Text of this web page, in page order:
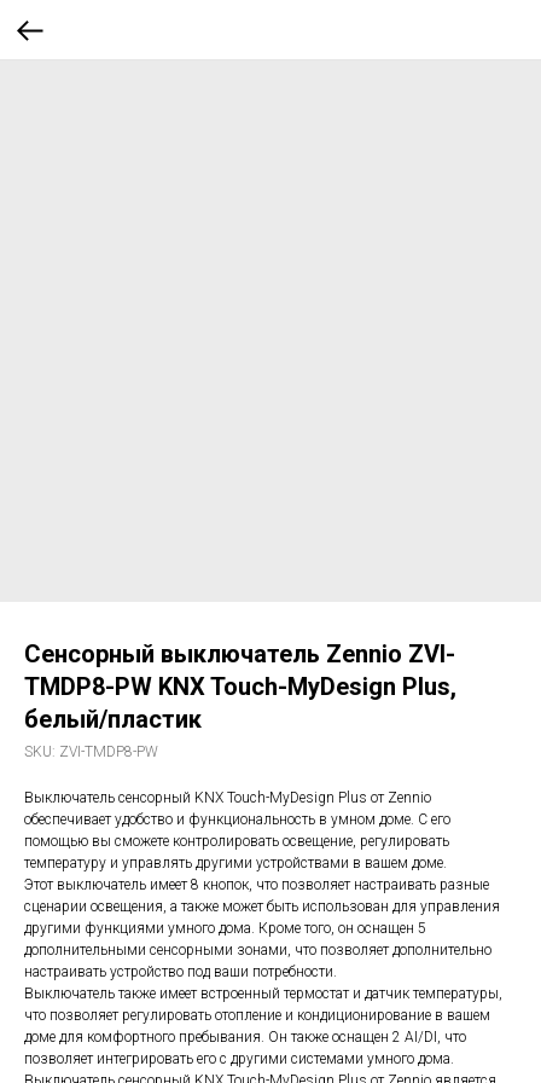
Сенсорный выключатель Zennio ZVI-
TMDP8-PW KNX Touch-MyDesign Plus,
белый/пластик
SKU: ZVI-TMDP8-PW
Выключатель сенсорный KNX Touch-MyDesign Plus от Zennio
обеспечивает удобство и функциональность в умном доме. С его
помощью вы сможете контролировать освещение, регулировать
температуру и управлять другими устройствами в вашем доме.
Этот выключатель имеет 8 кнопок, что позволяет настраивать разные
сценарии освещения, а также может быть использован для управления
другими функциями умного дома. Кроме того, он оснащен 5
дополнительными сенсорными зонами, что позволяет дополнительно
настраивать устройство под ваши потребности.
Выключатель также имеет встроенный термостат и датчик температуры,
что позволяет регулировать отопление и кондиционирование в вашем
доме для комфортного пребывания. Он также оснащен 2 AI/DI, что
позволяет интегрировать его с другими системами умного дома.